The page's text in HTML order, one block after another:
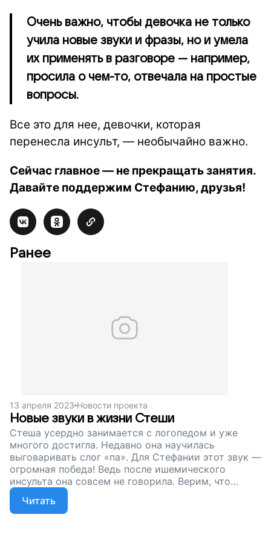
Очень важно, чтобы девочка не только
учила новые звуки и фразы, но и умела
их применять в разговоре — например,
просила о чем-то, отвечала на простые
вопросы.
Все это для нее, девочки, которая
перенесла инсульт, — необычайно важно.
Сейчас главное — не прекращать занятия.
Давайте поддержим Стефанию, друзья!
Ранее
13 апреля 2023 Новости проекта
Новые звуки в жизни Стеши
Стеша усердно занимается с логопедом и уже
многого достигла. Недавно она научилась
выговаривать слог «па». Для Стефании этот звук —
огромная победа! Ведь после ишемического
инсульта она совсем не говорила. Верим, что
скоро к ней вернется речь, главное — не
прекращать занятия. Друзья, поддержите наш
проект. Давайте поможем Стеше заговорить!
Читать